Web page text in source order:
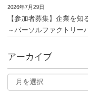
2026年7月29日
【参加者募集】企業を
～パーソルファクトリー
アーカイブ